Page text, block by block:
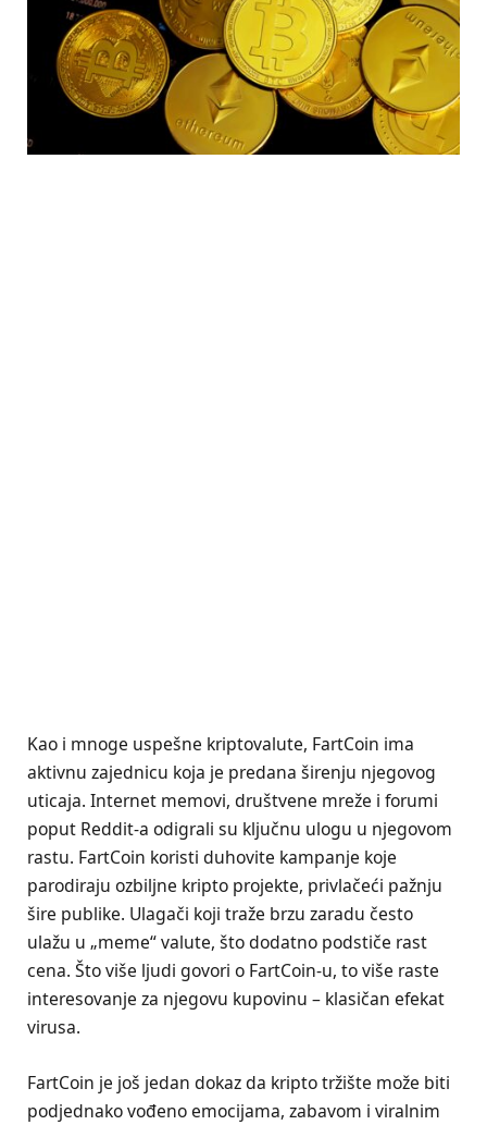
Kao i mnoge uspešne kriptovalute, FartCoin ima
aktivnu zajednicu koja je predana širenju njegovog
uticaja. Internet memovi, društvene mreže i forumi
poput Reddit-a odigrali su ključnu ulogu u njegovom
rastu. FartCoin koristi duhovite kampanje koje
parodiraju ozbiljne kripto projekte, privlačeći pažnju
šire publike. Ulagači koji traže brzu zaradu često
ulažu u „meme“ valute, što dodatno podstiče rast
cena. Što više ljudi govori o FartCoin-u, to više raste
interesovanje za njegovu kupovinu – klasičan efekat
virusa.
FartCoin je još jedan dokaz da kripto tržište može biti
podjednako vođeno emocijama, zabavom i viralnim